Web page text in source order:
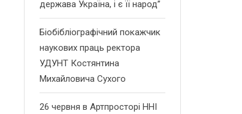
держава Україна, і є її народ”
Біобібліографічний покажчик
наукових праць ректора
УДУНТ Костянтина
Михайловича Сухого
26 червня в Артпросторі ННІ